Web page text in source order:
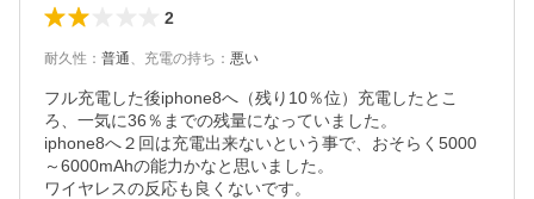
2
耐久性 ： 普通、 充電の持ち ： 悪い
フル充電した後iphone8へ（残り10％位）充電したとこ
ろ、一気に36％までの残量になっていました。
iphone8へ２回は充電出来ないという事で、おそらく5000
～6000mAhの能力かなと思いました。
ワイヤレスの反応も良くないです。